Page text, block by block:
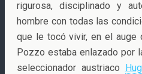
rigurosa, disciplinado y
hombre con todas las
que le tocó vivir, en el auge
Pozzo estaba enlazado por
seleccionador austriaco